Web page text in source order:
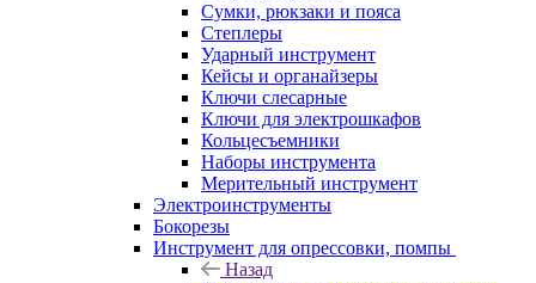
Сумки, рюкзаки и пояса
Степлеры
Ударный инструмент
Кейсы и органайзеры
Ключи слесарные
Ключи для электрошкафов
Кольцесъемники
Наборы инструмента
Мерительный инструмент
Электроинструменты
Бокорезы
Инструмент для опрессовки, помпы
Назад